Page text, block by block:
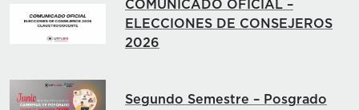
COMUNICADO OFICIAL –
ELECCIONES DE CONSEJEROS
2026
Segundo Semestre – Posgrado